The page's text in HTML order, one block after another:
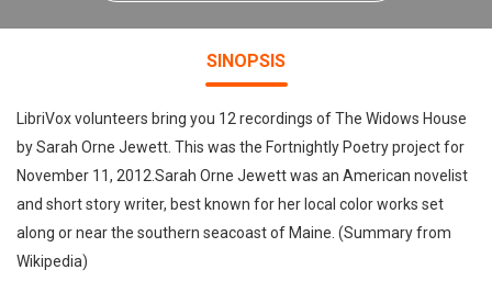
SINOPSIS
LibriVox volunteers bring you 12 recordings of The Widows House
by Sarah Orne Jewett. This was the Fortnightly Poetry project for
November 11, 2012.Sarah Orne Jewett was an American novelist
and short story writer, best known for her local color works set
along or near the southern seacoast of Maine. (Summary from
Wikipedia)